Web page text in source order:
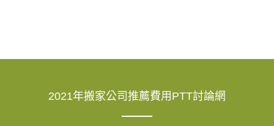
2021年搬家公司推薦費用PTT討論網